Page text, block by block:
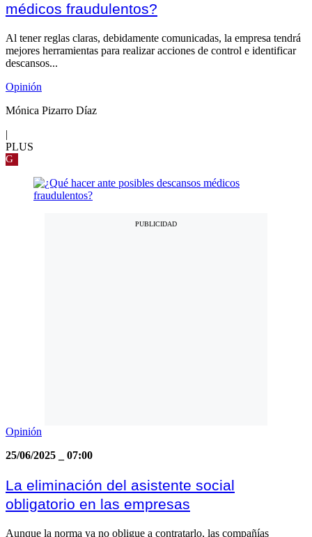
médicos fraudulentos?
Al tener reglas claras, debidamente comunicadas, la empresa tendrá
mejores herramientas para realizar acciones de control e identificar
descansos...
Opinión
Mónica Pizarro Díaz
|
PLUS
G
Opinión
25/06/2025
07:00
La eliminación del asistente social
obligatorio en las empresas
Aunque la norma ya no obligue a contratarlo, las compañías